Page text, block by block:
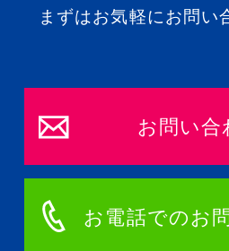
まずはお気軽にお問い
お問い合
お電話でのお